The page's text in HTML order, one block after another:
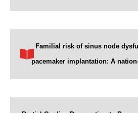
Familial risk of sinus node
pacemaker implantation: A